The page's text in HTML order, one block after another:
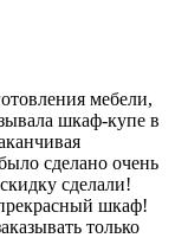
мебели,
шкаф-купе в
сделано очень
сделали!
шкаф!
только